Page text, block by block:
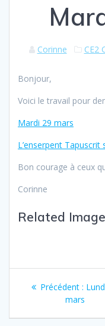
Corinne CE2
Bonjour,
Voici le travail pour
Mardi 29 mars
L’enserpent Tapuscrit
Bon courage à ceux
Corinne
Related
Précédent :
mars